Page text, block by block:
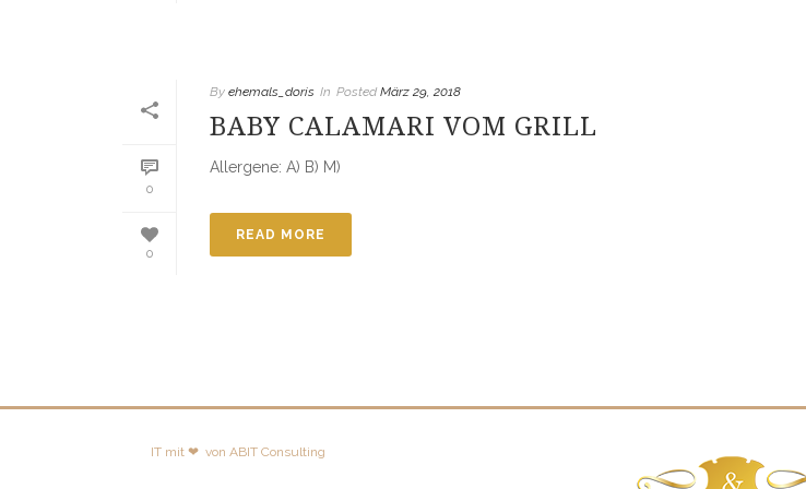
0
0
By ehemals_doris In Posted März 29, 2018
BABY CALAMARI VOM GRILL
Allergene: A) B) M)
READ MORE
IT mit ❤ vonABIT Consulting